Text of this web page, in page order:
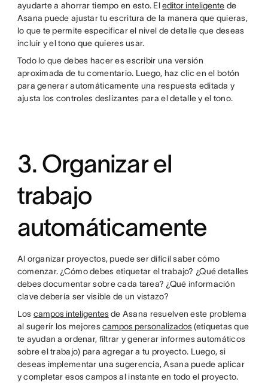
ayudarte a ahorrar tiempo en esto. Eleditor inteligente de
Asana puede ajustar tu escritura de la manera que quieras,
lo que te permite especificar el nivel de detalle que deseas
incluir y el tono que quieres usar.
Todo lo que debes hacer es escribir una versión
aproximada de tu comentario. Luego, haz clic en el botón
para generar automáticamente una respuesta editada y
ajusta los controles deslizantes para el detalle y el tono.
3. Organizar el
trabajo
automáticamente
Al organizar proyectos, puede ser difícil saber cómo
comenzar. ¿Cómo debes etiquetar el trabajo? ¿Qué detalles
debes documentar sobre cada tarea? ¿Qué información
clave debería ser visible de un vistazo?
Los campos inteligentesde Asana resuelven este problema
al sugerir los mejorescampos personalizados(etiquetas que
te ayudan a ordenar, filtrar y generar informes automáticos
sobre el trabajo) para agregar a tu proyecto. Luego, si
deseas implementar una sugerencia, Asana puede aplicar
y completar esos campos al instante en todo el proyecto.